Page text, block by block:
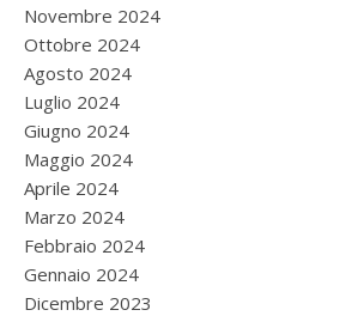
Novembre 2024
Ottobre 2024
Agosto 2024
Luglio 2024
Giugno 2024
Maggio 2024
Aprile 2024
Marzo 2024
Febbraio 2024
Gennaio 2024
Dicembre 2023